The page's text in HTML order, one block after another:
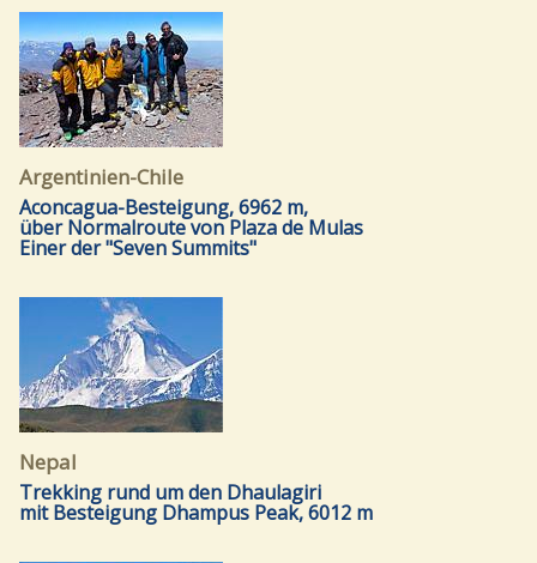
Argentinien-Chile
Aconcagua-Besteigung, 6962 m,
über Normalroute von Plaza de Mulas
Einer der "Seven Summits"
Nepal
Trekking rund um den Dhaulagiri
mit Besteigung Dhampus Peak, 6012 m